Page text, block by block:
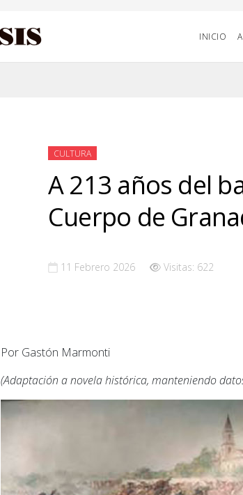
INICIO
CULTURA
A 213 años del
Cuerpo de
11 Febrero 2026 Visitas: 622
Por Gastón Marmonti
(Adaptación a novela histórica, manteniendo